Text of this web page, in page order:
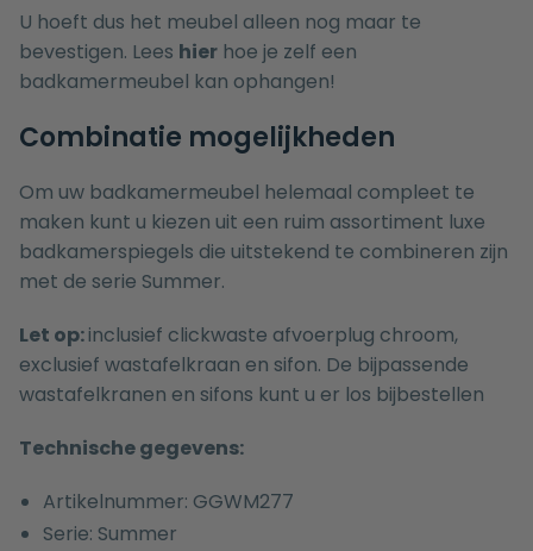
U hoeft dus het meubel alleen nog maar te
bevestigen. Lees hier hoe je zelf een
badkamermeubel kan ophangen!
Combinatie mogelijkheden
Om uw badkamermeubel helemaal compleet te
maken kunt u kiezen uit een ruim assortiment luxe
badkamerspiegels die uitstekend te combineren zijn
met de serie Summer.
Let op:inclusief clickwaste afvoerplug chroom,
exclusief wastafelkraan en sifon. De bijpassende
wastafelkranen en sifons kunt u er los bijbestellen
Technische gegevens:
Artikelnummer: GGWM277
Serie: Summer